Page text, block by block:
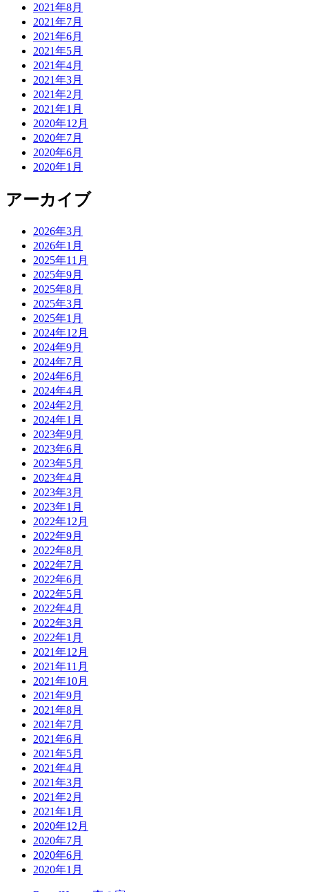
2021年8月
2021年7月
2021年6月
2021年5月
2021年4月
2021年3月
2021年2月
2021年1月
2020年12月
2020年7月
2020年6月
2020年1月
アーカイブ
2026年3月
2026年1月
2025年11月
2025年9月
2025年8月
2025年3月
2025年1月
2024年12月
2024年9月
2024年7月
2024年6月
2024年4月
2024年2月
2024年1月
2023年9月
2023年6月
2023年5月
2023年4月
2023年3月
2023年1月
2022年12月
2022年9月
2022年8月
2022年7月
2022年6月
2022年5月
2022年4月
2022年3月
2022年1月
2021年12月
2021年11月
2021年10月
2021年9月
2021年8月
2021年7月
2021年6月
2021年5月
2021年4月
2021年3月
2021年2月
2021年1月
2020年12月
2020年7月
2020年6月
2020年1月